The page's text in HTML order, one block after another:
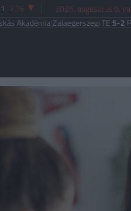
-2.76 2026. augusztus 9.
|Zalaegerszegi TE5-2Paksi FC